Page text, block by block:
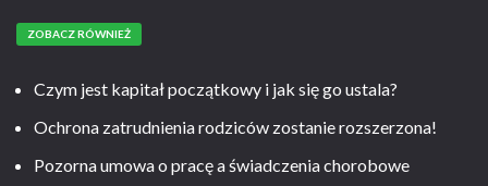
ZOBACZ RÓWNIEŻ
Czym jest kapitał początkowy i jak się go ustala?
Ochrona zatrudnienia rodziców zostanie rozszerzona!
Pozorna umowa o pracę a świadczenia chorobowe